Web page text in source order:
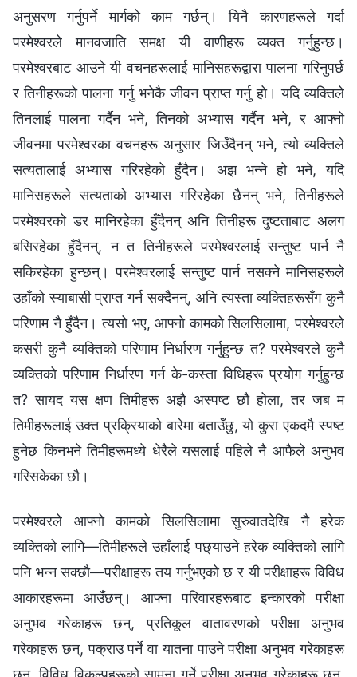
अनुसरण गर्नुपर्ने मार्गको काम गर्छन्। यिनै कारणहरूले गर्दा
परमेश्‍वरले मानवजाति समक्ष यी वाणीहरू व्यक्त गर्नुहुन्छ।
परमेश्‍वरबाट आउने यी वचनहरूलाई मानिसहरूद्वारा पालना गरिनुपर्छ
र तिनीहरूको पालना गर्नु भनेकै जीवन प्राप्त गर्नु हो। यदि व्यक्तिले
तिनलाई पालना गर्दैन भने, तिनको अभ्यास गर्दैन भने, र आफ्नो
जीवनमा परमेश्‍वरका वचनहरू अनुसार जिउँदैनन् भने, त्यो व्यक्तिले
सत्यतालाई अभ्यास गरिरहेको हुँदैन। अझ भन्ने हो भने, यदि
मानिसहरूले सत्यताको अभ्यास गरिरहेका छैनन् भने, तिनीहरूले
परमेश्‍वरको डर मानिरहेका हुँदैनन् अनि तिनीहरू दुष्टताबाट अलग
बसिरहेका हुँदैनन्, न त तिनीहरूले परमेश्‍वरलाई सन्तुष्ट पार्न नै
सकिरहेका हुन्छन्। परमेश्‍वरलाई सन्तुष्ट पार्न नसक्ने मानिसहरूले
उहाँको स्याबासी प्राप्त गर्न सक्दैनन्, अनि त्यस्ता व्यक्तिहरूसँग कुनै
परिणाम नै हुँदैन। त्यसो भए, आफ्‍नो कामको सिलसिलामा, परमेश्‍वरले
कसरी कुनै व्यक्तिको परिणाम निर्धारण गर्नुहुन्छ त? परमेश्‍वरले कुनै
व्यक्तिको परिणाम निर्धारण गर्न के-कस्ता विधिहरू प्रयोग गर्नुहुन्छ
त? सायद यस क्षण तिमीहरू अझै अस्पष्ट छौ होला, तर जब म
तिमीहरूलाई उक्त प्रक्रियाको बारेमा बताउँछु, यो कुरा एकदमै स्पष्ट
हुनेछ किनभने तिमीहरूमध्ये धेरैले यसलाई पहिले नै आफैले अनुभव
गरिसकेका छौ।
परमेश्‍वरले आफ्‍नो कामको सिलसिलामा सुरुवातदेखि नै हरेक
व्यक्तिको लागि—तिमीहरूले उहाँलाई पछ्याउने हरेक व्यक्तिको लागि
पनि भन्न सक्छौ—परीक्षाहरू तय गर्नुभएको छ र यी परीक्षाहरू विविध
आकारहरूमा आउँछन्। आफ्ना परिवारहरूबाट इन्कारको परीक्षा
अनुभव गरेकाहरू छन्, प्रतिकूल वातावरणको परीक्षा अनुभव
गरेकाहरू छन्, पक्राउ पर्ने वा यातना पाउने परीक्षा अनुभव गरेकाहरू